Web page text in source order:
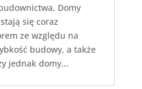
Domy
się coraz
ze względu na
budowy, a także
jednak domy...